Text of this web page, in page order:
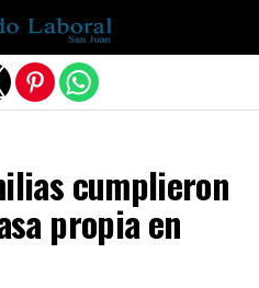
cumplieron
propia en
móvil